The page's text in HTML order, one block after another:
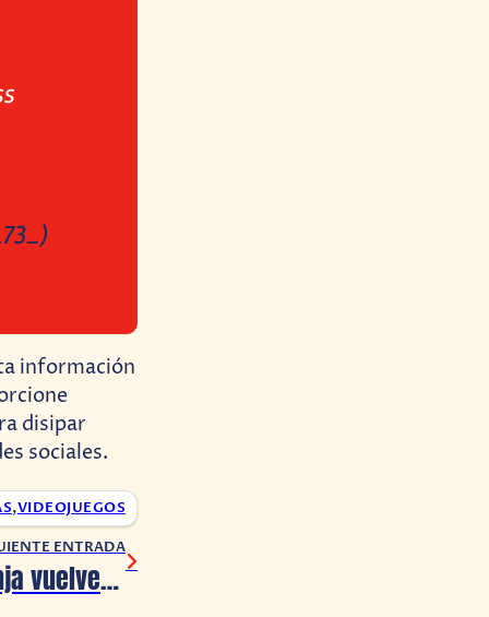
información
disipar
sociales.
,VIDEOJUEGOS
ENTRADA
Las Tortugas Ninja vuelven a Fortnite